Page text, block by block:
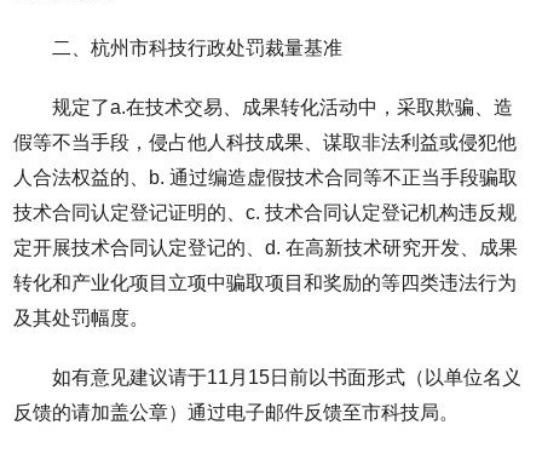
二、杭州市科技行政处罚裁量基准
规定了a.在技术交易、成果转化活动中，采取欺骗、造
假等不当手段，侵占他人科技成果、谋取非法利益或侵犯他
人合法权益的、b. 通过编造虚假技术合同等不正当手段骗取
技术合同认定登记证明的、c. 技术合同认定登记机构违反规
定开展技术合同认定登记的、d. 在高新技术研究开发、成果
转化和产业化项目立项中骗取项目和奖励的等四类违法行为
及其处罚幅度。
如有意见建议请于11月15日前以书面形式（以单位名义
反馈的请加盖公章）通过电子邮件反馈至市科技局。